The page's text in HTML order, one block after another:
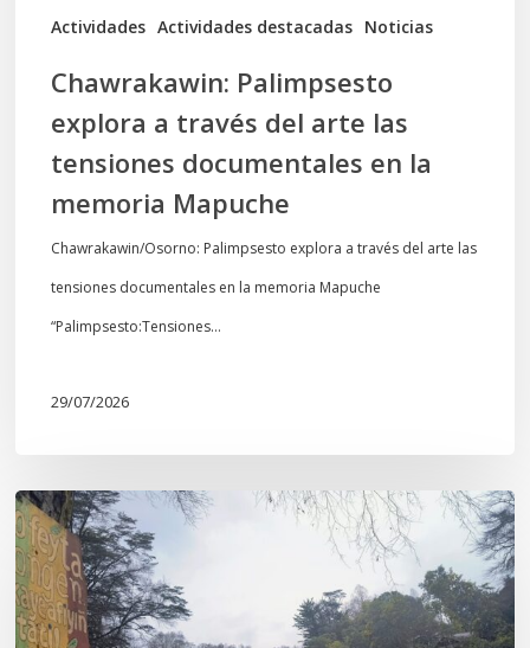
Actividades Actividades destacadas Noticias
documentales
memoria
Mapuche
Chawrakawin: Palimpsesto
explora a través del arte las
tensiones documentales en la
memoria Mapuche
Chawrakawin/Osorno: Palimpsesto explora a través del arte las
tensiones documentales en la memoria Mapuche
“Palimpsesto:Tensiones…
29/07/2026
En
defensa
del
Salto